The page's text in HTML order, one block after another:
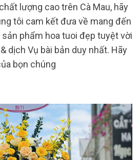
lượng cao trên Cà Mau, hãy
tôi cam kết đưa về mang đến
phẩm hoa tuoi đẹp tuyệt vời
dịch Vụ bài bản duy nhất. Hãy
bọn chúng